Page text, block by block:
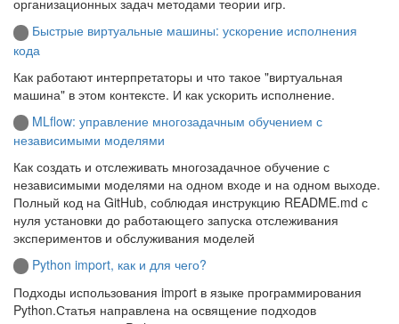
организационных задач методами теории игр.
Быстрые виртуальные машины: ускорение исполнения
кода
Как работают интерпретаторы и что такое "виртуальная
машина" в этом контексте. И как ускорить исполнение.
MLflow: управление многозадачным обучением с
независимыми моделями
Как создать и отслеживать многозадачное обучение с
независимыми моделями на одном входе и на одном выходе.
Полный код на GitHub, соблюдая инструкцию README.md с
нуля установки до работающего запуска отслеживания
экспериментов и обслуживания моделей
Python import, как и для чего?
Подходы использования import в языке программирования
Python.Статья направлена на освящение подходов